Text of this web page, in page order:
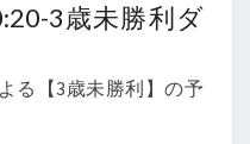
3歳未勝利ダ
る【3歳未勝利】の予